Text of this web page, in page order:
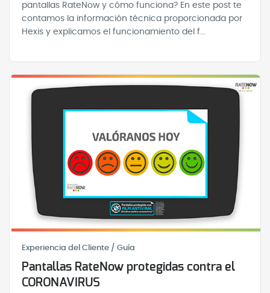
pantallas RateNow y cómo funciona? En este post te
contamos la información técnica proporcionada por
Hexis y explicamos el funcionamiento del f...
Experiencia del Cliente / Guía
Pantallas RateNow protegidas contra el
CORONAVIRUS